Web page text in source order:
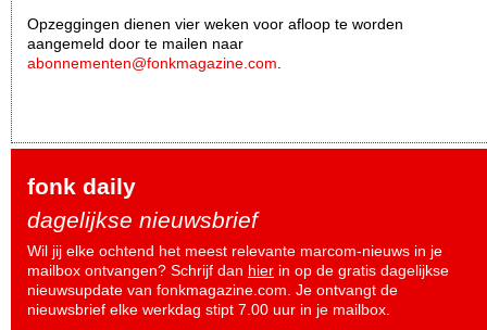
Opzeggingen dienen vier weken voor afloop te worden
aangemeld door te mailen naar
abonnementen@fonkmagazine.com
fonk daily
dagelijkse nieuwsbrief
Wil jij elke ochtend het meest relevante marcom-nieuws in je
mailbox ontvangen? Schrijf dan hier in op de gratis dagelijkse
nieuwsupdate van fonkmagazine.com. Je ontvangt de
nieuwsbrief elke werkdag stipt 7.00 uur in je mailbox.